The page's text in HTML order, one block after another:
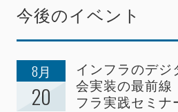
今後のイベント
8月
20
インフラのデ
会実装の最前
フラ実践セミナ